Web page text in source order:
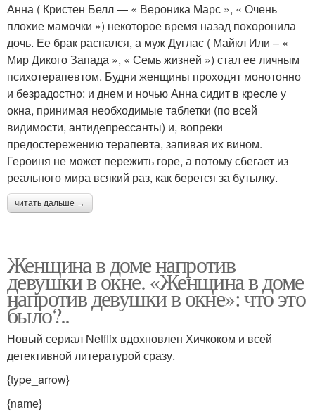
Анна ( Кристен Белл — « Вероника Марс », « Очень
плохие мамочки ») некоторое время назад похоронила
дочь. Ее брак распался, а муж Дуглас ( Майкл Или – «
Мир Дикого Запада », « Семь жизней ») стал ее личным
психотерапевтом. Будни женщины проходят монотонно
и безрадостно: и днем и ночью Анна сидит в кресле у
окна, принимая необходимые таблетки (по всей
видимости, антидепрессанты) и, вопреки
предостережению терапевта, запивая их вином.
Героиня не может пережить горе, а потому сбегает из
реального мира всякий раз, как берется за бутылку.
читать дальше →
Женщина в доме напротив
девушки в окне. «Женщина в доме
напротив девушки в окне»: что это
было?..
Новый сериал Netflix вдохновлен Хичкоком и всей
детективной литературой сразу.
{type_arrow}
{name}